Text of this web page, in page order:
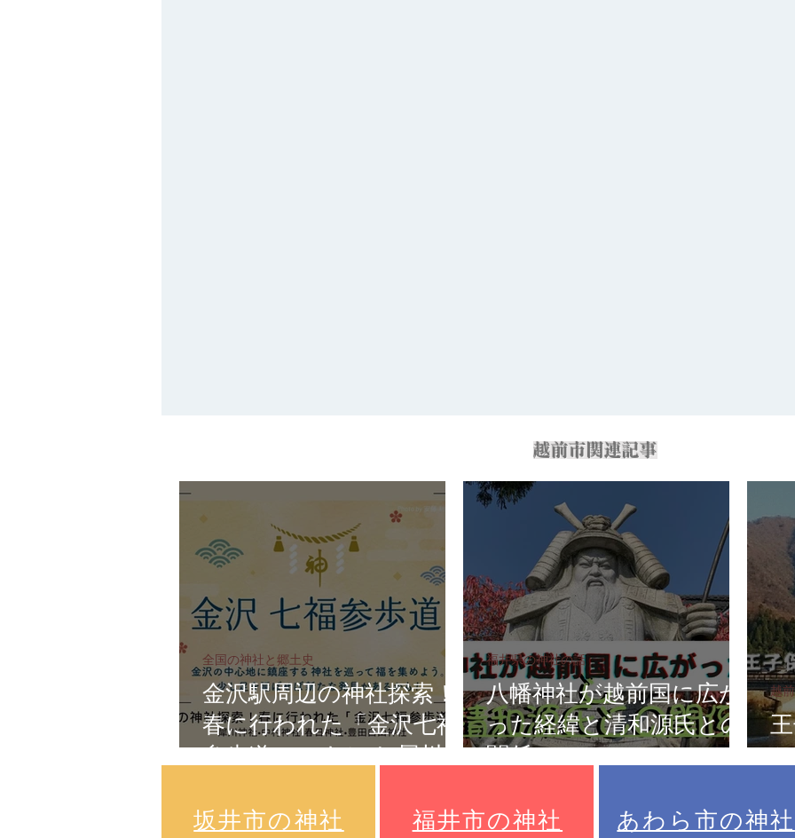
越前市関連記事
金沢駅周辺の神社探索！
春に行われた「金沢七福
参歩道」のまとめ 犀川神
全国の神社と郷土史
八幡神社が越前国に広が
った経緯と清和源氏との
関係
福井県の神社の話
越
​坂井市の神社 福井市の神社 あわら市の神社